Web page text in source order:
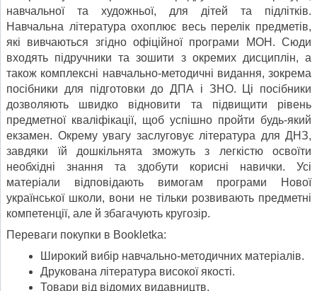
навчальної та художньої, для дітей та підлітків.
Навчальна література охоплює весь перелік предметів,
які вивчаються згідно офіційної програми МОН. Сюди
входять підручники та зошити з окремих дисциплін, а
також комплексні навчально-методичні видання, зокрема
посібники для підготовки до ДПА і ЗНО. Ці посібники
дозволяють швидко відновити та підвищити рівень
предметної кваліфікації, щоб успішно пройти будь-який
екзамен. Окрему увагу заслуговує література для ДНЗ,
завдяки їй дошкільнята зможуть з легкістю освоїти
необхідні знання та здобути корисні навички. Усі
матеріали відповідають вимогам програми Нової
української школи, вони не тільки розвивають предметні
компетенції, але й збагачують кругозір.
Переваги покупки в Bookletka:
Широкий вибір навчально-методичних матеріалів.
Друкована література високої якості.
Товари від відомих видавництв.